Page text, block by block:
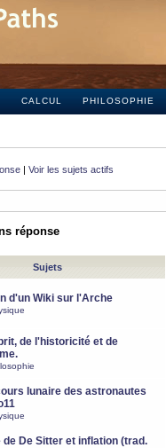
CALCUL PHILOSOPHIE
| Voir les sujets actifs
réponse
Sujets
d'un Wiki sur l'Arche
de l'historicité et de
lunaire des astronautes
de De Sitter et inflation (trad.